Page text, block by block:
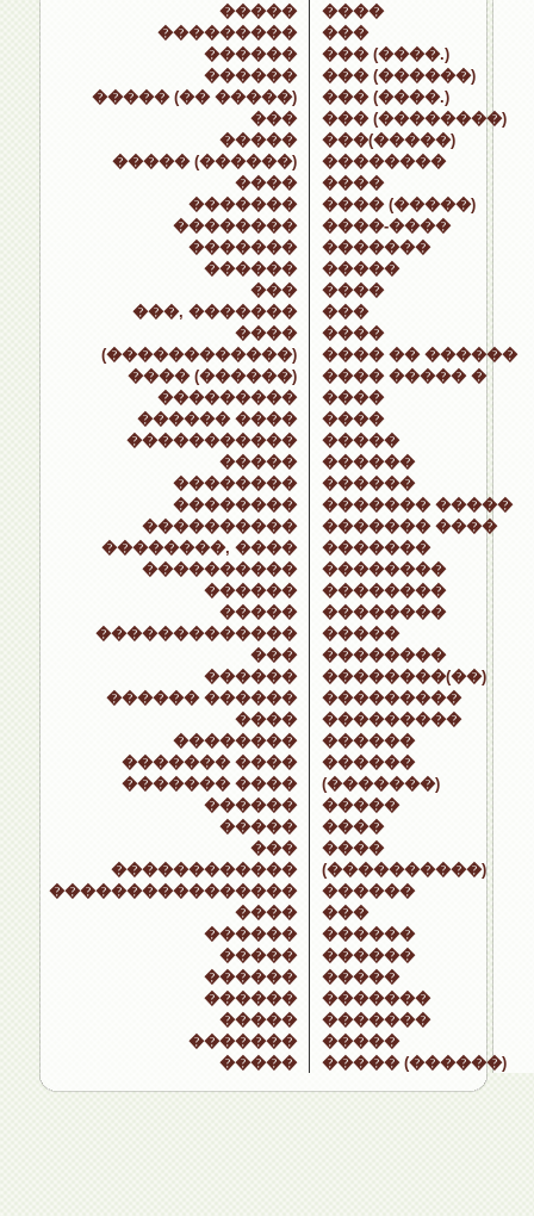
�����
���������
������
������
����� (�� �����)
���
�����
����� (������)
����
�������
��������
�������
������
���
���, �������
����
(������������)
���� (������)
���������
������ ����
�����������
�����
��������
��������
����������
��������, ����
����������
������
�����
�������������
���
������
������ ������
����
��������
������� ����
������� ����
������
�����
���
������������
����������������
����
������
�����
������
������
�����
�������
�����
����
���
��� (����.)
��� (������)
��� (����.)
��� (��������)
���(�����)
��������
����
���� (�����)
����-����
�������
�����
����
���
����
���� �� ������
���� ����� �
����
����
�����
������
������
������� �����
������� ����
�������
��������
��������
��������
�����
��������
��������(��)
���������
���������
������
������
(�������)
�����
����
����
(����������)
������
���
������
������
�����
�������
�������
�����
����� (������)